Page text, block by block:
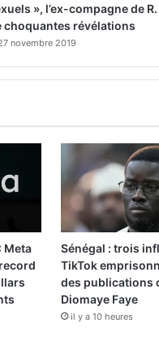
», l’ex-compagne de
choquantes révélations
novembre 2019
Meta
Sénégal : trois
TikTok
des publications
Diomaye Faye
il y a 10 heures